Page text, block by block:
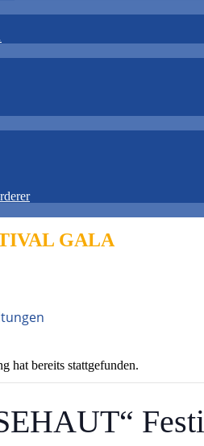
GALA
hat bereits stattgefunden.